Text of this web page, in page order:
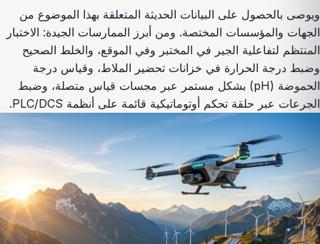
ويوصى بالحصول على البيانات الحديثة المتعلقة بهذا الموضوع من
الجهات والمؤسسات المختصة. ومن أبرز الممارسات الجيدة: الاختبار
المنتظم لتفاعلية الجير في المختبر وفي الموقع، والخلط الصحيح
وضبط درجة الحرارة في خزانات تحضير الملاط، وقياس درجة
الحموضة (pH) بشكل مستمر عبر مجسات قياس متصلة، وضبط
الجرعات عبر حلقة تحكم أوتوماتيكية قائمة على أنظمة PLC/DCS.